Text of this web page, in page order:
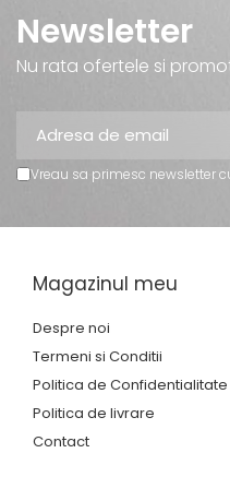
Tematica Tricolor
Alte categorii
Pompieri
Newsletter
Nu rata ofertele si
Vreau sa primesc newsletter
Magazinul meu
Despre noi
Termeni si Conditii
Politica de Confidentialitate
Politica de livrare
Contact